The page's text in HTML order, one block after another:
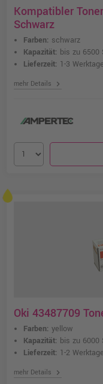
Kompatibler
Schwarz
Farben: schwarz
Kapazität: bis zu 6500
Lieferzeit: 1-3 Werktage
mehr Details chevron_right
Oki 43487709
Farben: yellow
Kapazität: bis zu 6000
Lieferzeit: 1-2 Werktage
mehr Details chevron_right